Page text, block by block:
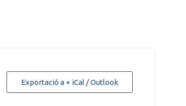
Exportació a + iCal / Outlook